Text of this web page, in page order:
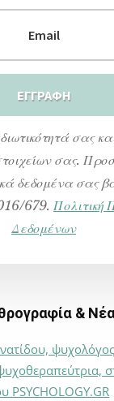
σας
σας.
δεδομένα σας
679. Πολιτική
Δεδομένων
&